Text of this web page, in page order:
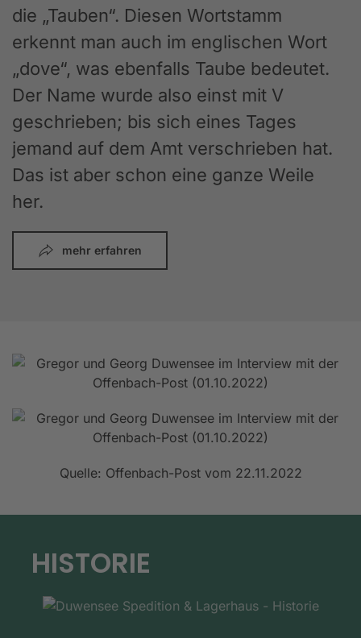
die „Tauben“. Diesen Wortstamm
erkennt man auch im englischen Wort
„dove“, was ebenfalls Taube bedeutet.
Der Name wurde also einst mit V
geschrieben; bis sich eines Tages
jemand auf dem Amt verschrieben hat.
Das ist aber schon eine ganze Weile
her.
mehr erfahren
Quelle: Offenbach-Post vom 22.11.2022
HISTORIE